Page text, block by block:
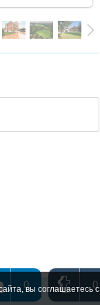
© 2026 |
0 0
вы соглашаетесь с